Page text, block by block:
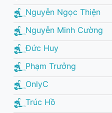
Nguyễn Ngọc Thiện
Nguyễn Minh Cường
Đức Huy
Phạm Trưởng
OnlyC
Trúc Hồ